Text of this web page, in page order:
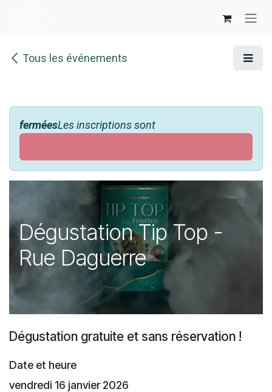
Tous les événements
ferméesLes inscriptions sont
Dégustation Tip Top -
Rue Daguerre
Dégustation gratuite et sans réservation !
Date et heure
vendredi 16 janvier 2026